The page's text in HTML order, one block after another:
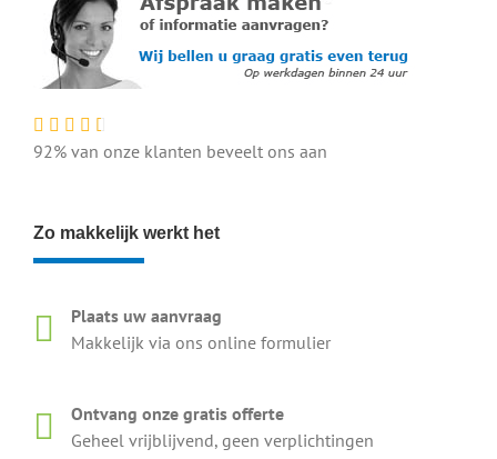
92% van onze klanten beveelt ons aan
Zo makkelijk werkt het
Plaats uw aanvraag
Makkelijk via ons online formulier
Ontvang onze gratis offerte
Geheel vrijblijvend, geen verplichtingen